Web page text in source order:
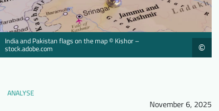
Downloads Wer wir sind
FAQ ©
India and Pakistan flags on the map © Kishor –
stock.adobe.com
ANALYSE
November 6, 2025